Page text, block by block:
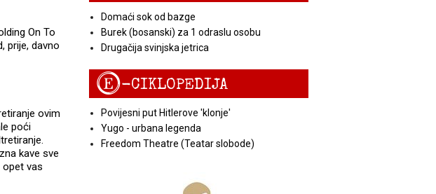
On To
prije, davno
ovim
poći
kave sve
opet vas
Domaći sok od bazge
Burek (bosanski) za 1 odraslu osobu
Drugačija svinjska jetrica
E-CIKLOPEDIJA
Povijesni put Hitlerove 'klonje'
Yugo - urbana legenda
Freedom Theatre (Teatar slobode)